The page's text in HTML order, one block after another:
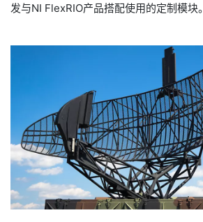
发与NI FlexRIO产品搭配使用的定制模块。